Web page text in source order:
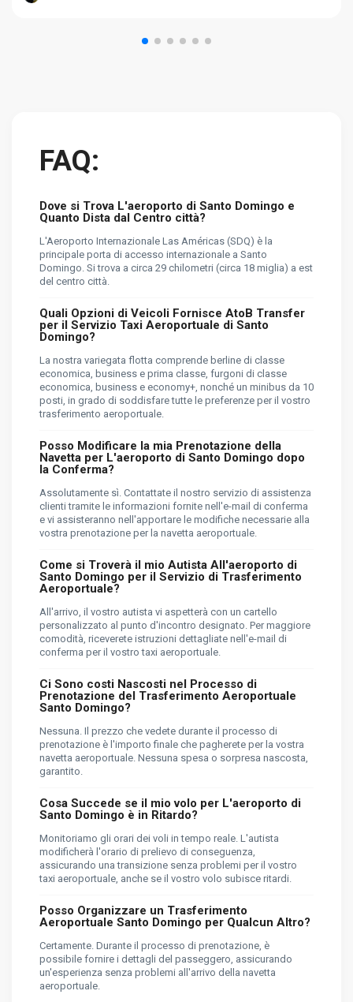
FAQ:
Dove si Trova L'aeroporto di Santo Domingo e
Quanto Dista dal Centro città?
L'Aeroporto Internazionale Las Américas (SDQ) è la
principale porta di accesso internazionale a Santo
Domingo. Si trova a circa 29 chilometri (circa 18 miglia) a est
del centro città.
Quali Opzioni di Veicoli Fornisce AtoB Transfer
per il Servizio Taxi Aeroportuale di Santo
Domingo?
La nostra variegata flotta comprende berline di classe
economica, business e prima classe, furgoni di classe
economica, business e economy+, nonché un minibus da 10
posti, in grado di soddisfare tutte le preferenze per il vostro
trasferimento aeroportuale.
Posso Modificare la mia Prenotazione della
Navetta per L'aeroporto di Santo Domingo dopo
la Conferma?
Assolutamente sì. Contattate il nostro servizio di assistenza
clienti tramite le informazioni fornite nell'e-mail di conferma
e vi assisteranno nell'apportare le modifiche necessarie alla
vostra prenotazione per la navetta aeroportuale.
Come si Troverà il mio Autista All'aeroporto di
Santo Domingo per il Servizio di Trasferimento
Aeroportuale?
All'arrivo, il vostro autista vi aspetterà con un cartello
personalizzato al punto d'incontro designato. Per maggiore
comodità, riceverete istruzioni dettagliate nell'e-mail di
conferma per il vostro taxi aeroportuale.
Ci Sono costi Nascosti nel Processo di
Prenotazione del Trasferimento Aeroportuale
Santo Domingo?
Nessuna. Il prezzo che vedete durante il processo di
prenotazione è l'importo finale che pagherete per la vostra
navetta aeroportuale. Nessuna spesa o sorpresa nascosta,
garantito.
Cosa Succede se il mio volo per L'aeroporto di
Santo Domingo è in Ritardo?
Monitoriamo gli orari dei voli in tempo reale. L'autista
modificherà l'orario di prelievo di conseguenza,
assicurando una transizione senza problemi per il vostro
taxi aeroportuale, anche se il vostro volo subisce ritardi.
Posso Organizzare un Trasferimento
Aeroportuale Santo Domingo per Qualcun Altro?
Certamente. Durante il processo di prenotazione, è
possibile fornire i dettagli del passeggero, assicurando
un'esperienza senza problemi all'arrivo della navetta
aeroportuale.